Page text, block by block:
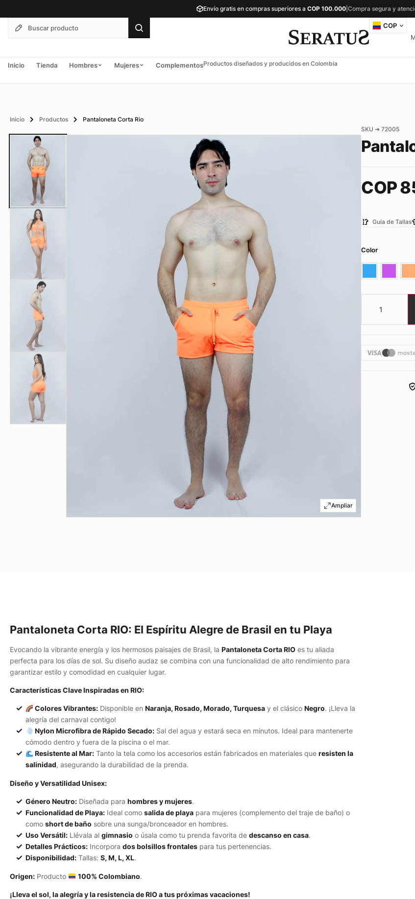
Envío gratis en compras superiores a COP100.000| Compra segura y
COP
Inicio Tienda Hombres Mujeres ComplementosProductos diseñados y producidos en Colombia
Inicio Productos
Pantaloneta Corta Rio
SKU ➜ 72005
COP
Guía de Tallas
Color
Pantaloneta Corta RIO: El Espíritu Alegre de Brasil en tu Playa
Evocando la vibrante energía y los hermosos paisajes de Brasil, la Pantaloneta Corta RIO es tu aliada
perfecta para los días de sol. Su diseño audaz se combina con una funcionalidad de alto rendimiento para
garantizar estilo y comodidad en cualquier lugar.
Características Clave Inspiradas en RIO:
Colores Vibrantes:Disponible en Naranja, Rosado, Morado, Turquesay el clásico Negro. ¡Lleva la
alegría del carnaval contigo!
Nylon Microfibra de Rápido Secado:Sal del agua y estará seca en minutos. Ideal para mantenerte
cómodo dentro y fuera de la piscina o el mar.
Resistente al Mar:Tanto la tela como los accesorios están fabricados en materiales que resisten la
salinidad, asegurando la durabilidad de la prenda.
Diseño y Versatilidad Unisex:
Género Neutro: Diseñada para hombres y mujeres.
Funcionalidad de Playa: Ideal como salida de playa para mujeres (complemento del traje de baño) o
como short de baño sobre una sunga/bronceador en hombres.
Uso Versátil: Llévala al gimnasio o úsala como tu prenda favorita de descanso en casa.
Detalles Prácticos: Incorpora dos bolsillos frontales para tus pertenencias.
Disponibilidad: Tallas: S, M, L, XL.
Origen: Producto 100% Colombiano.
¡Lleva el sol, la alegría y la resistencia de RIO a tus próximas vacaciones!